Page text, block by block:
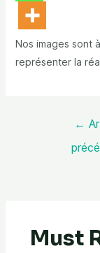
Nos images sont
représenter la
←
Must